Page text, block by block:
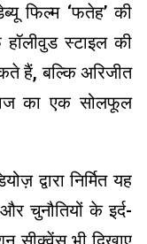
फिल्म ‘फतेह’ की
स्टाइल की
हैं, बल्कि अरिजीत
का एक सोलफूल
द्वारा निर्मित यह
चुनौतियों के इर्द-